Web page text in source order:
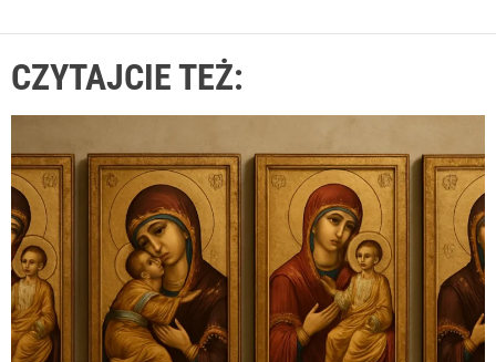
CZYTAJCIE TEŻ: